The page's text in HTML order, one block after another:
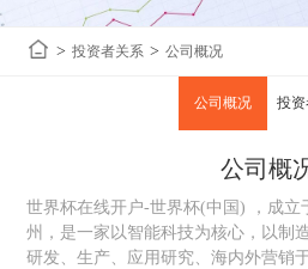
> 投资者关系 > 公司概况
投
公司概况
公司概
世界杯在线开户-世界杯(中国) ，成立
州，是一家以智能科技为核心，以制
研发、生产、应用研究、海内外营销